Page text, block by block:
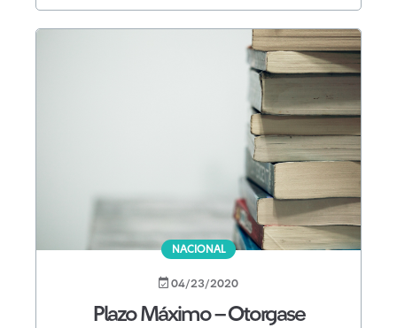
NACIONAL
04/23/2020
Plazo Máximo – Otorgase